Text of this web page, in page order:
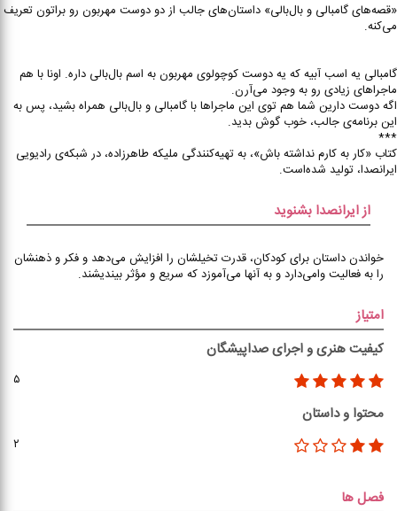
«قصه‌‌های گامبالی و بال‌‌‌بالی» داستان‌‌های جالب از دو دوست مهربون رو براتون تعریف
می‌‌‌کنه.
گامبالی یه اسب آبیه که یه دوست کوچولوی مهربون به اسم بال‌‌بالی داره. اونا با هم
ماجراهای زیادی رو به وجود می‌‌آرن.
اگه دوست دارین شما هم توی این ماجراها با گامبالی و بال‌بالی همراه بشید، پس به
این برنامه‌ی جالب، خوب گوش بدید.
***
کتاب «کار به کارم نداشته باش»، به تهیه‌کنندگی ملیکه طاهرزاده، در شبکه‌ی رادیویی
ایرانصدا، تولید شده‌‌‌است.
از ایرانصدا بشنوید
خواندن داستان برای کودکان، قدرت تخیلشان را افزایش می‌دهد و فکر و ذهنشان
را به فعالیت وامی‌دارد و به آنها می‌آموزد که سریع و مؤثر بیندیشند.
امتیاز
کیفیت هنری و اجرای صداپیشگان
۵
محتوا و داستان
۲
فصل ها